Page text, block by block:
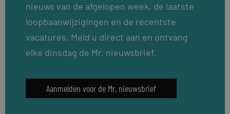
nieuws van de afgelopen week, de laatste
loopbaanwijzigingen en de recentste
vacatures. Meld u direct aan en ontvang
elke dinsdag de Mr. nieuwsbrief.
Aanmelden voor de Mr. nieuwsbrief